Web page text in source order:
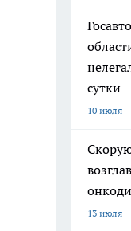
сутки
10 июля
13 июля